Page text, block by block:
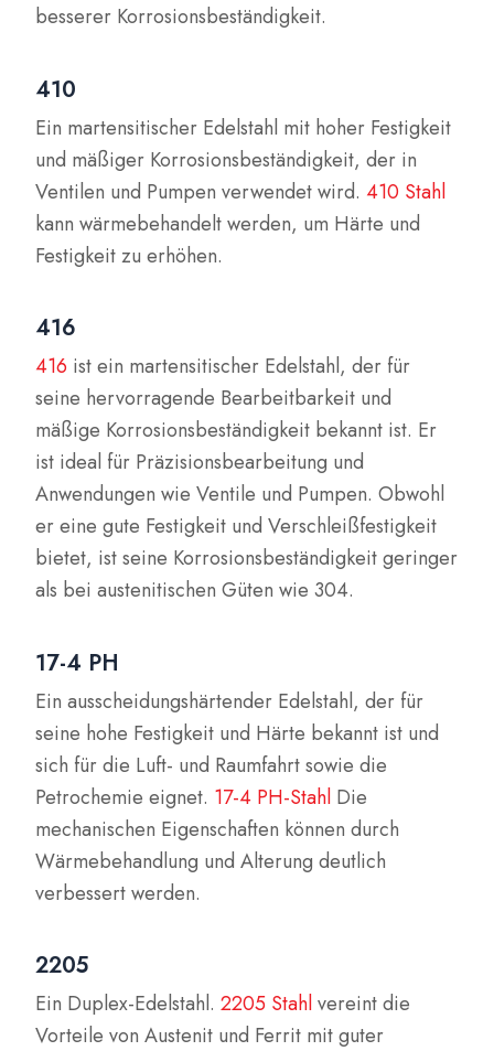
besserer Korrosionsbeständigkeit.
410
Ein martensitischer Edelstahl mit hoher Festigkeit
und mäßiger Korrosionsbeständigkeit, der in
Ventilen und Pumpen verwendet wird. 410 Stahl
kann wärmebehandelt werden, um Härte und
Festigkeit zu erhöhen.
416
416 ist ein martensitischer Edelstahl, der für
seine hervorragende Bearbeitbarkeit und
mäßige Korrosionsbeständigkeit bekannt ist. Er
ist ideal für Präzisionsbearbeitung und
Anwendungen wie Ventile und Pumpen. Obwohl
er eine gute Festigkeit und Verschleißfestigkeit
bietet, ist seine Korrosionsbeständigkeit geringer
als bei austenitischen Güten wie 304.
17-4 PH
Ein ausscheidungshärtender Edelstahl, der für
seine hohe Festigkeit und Härte bekannt ist und
sich für die Luft- und Raumfahrt sowie die
Petrochemie eignet. 17-4 PH-Stahl Die
mechanischen Eigenschaften können durch
Wärmebehandlung und Alterung deutlich
verbessert werden.
2205
Ein Duplex-Edelstahl.2205 Stahlvereint die
Vorteile von Austenit und Ferrit mit guter